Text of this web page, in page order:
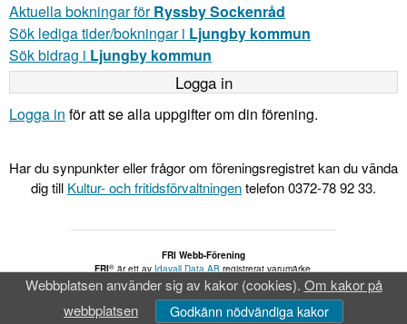
Aktuella bokningar förRyssby Sockenråd
Sök lediga tider/bokningar i Ljungby kommun
Sök bidrag i Ljungby kommun
Logga in
Logga in för att se alla uppgifter om din förening.
Har du synpunkter eller frågor om föreningsregistret kan du vända
dig till Kultur- och fritidsförvaltningentelefon 0372-78 92 33.
FRI Webb-Förening
FRI®är ett avIdavall Data ABregistrerat varumärke.
Tillgänglighetsredogörelse
Webbplatsen använder sig av kakor (cookies). Om kakor på
webbplatsen
Godkänn nödvändiga kakor